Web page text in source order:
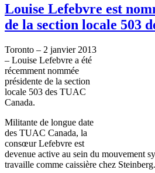
Louise Lefebvre est
de la section locale 503
Toronto – 2 janvier2013
– Louise Lefebvre a été
récemment nommée
présidente de la section
locale 503 des TUAC
Canada.
Militante de longue date
des TUAC Canada, la
consœur Lefebvre est
devenue active au sein du mouvement
travaille comme caissière chez Steinberg.